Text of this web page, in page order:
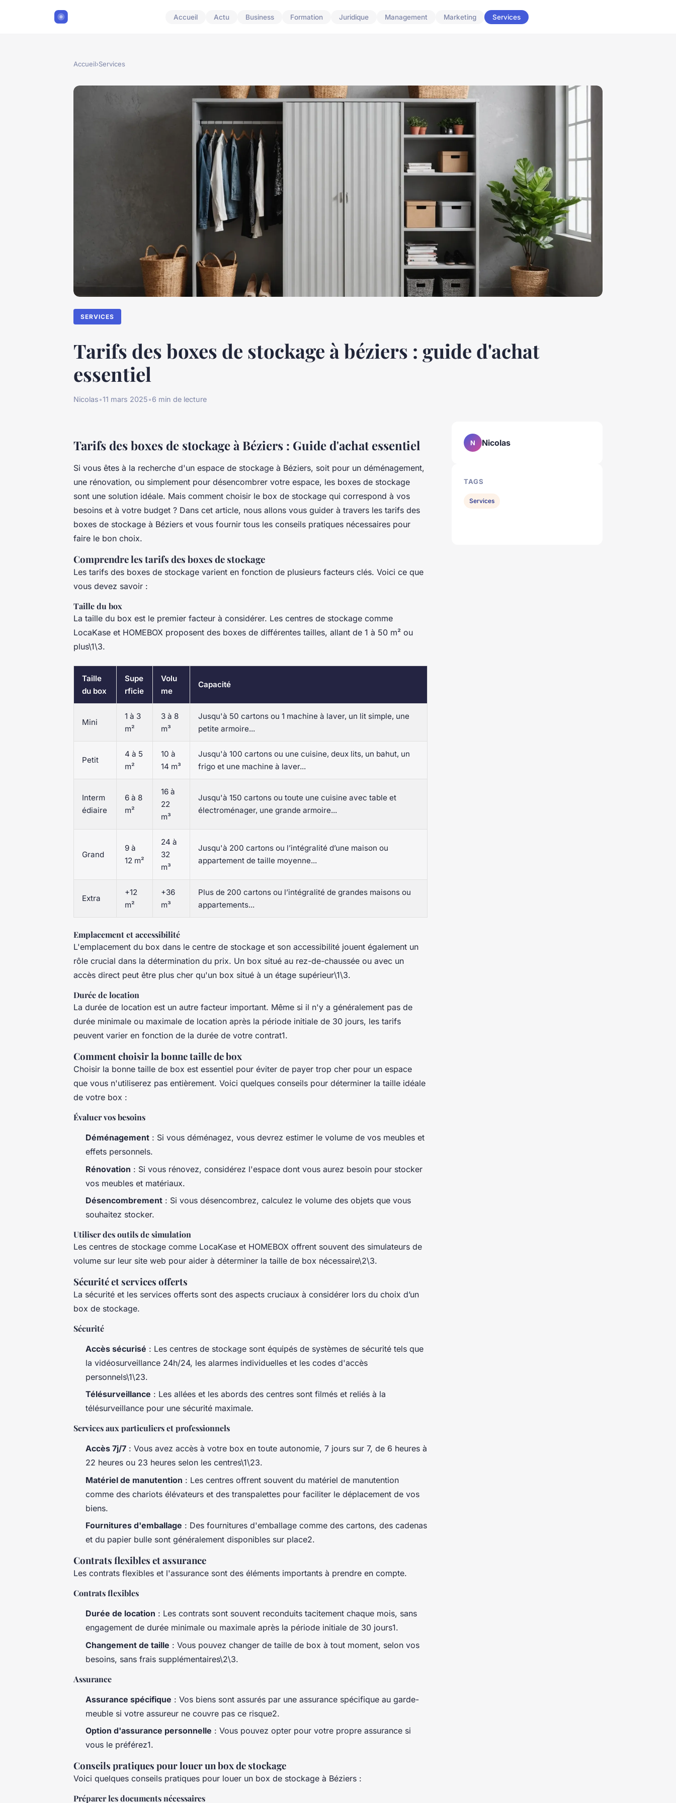
Accueil Actu Business Formation Juridique Management Marketing Services
Accueil›Services
SERVICES
Tarifs des boxes de stockage à béziers : guide d'achat
essentiel
Nicolas•11 mars 2025•6 min de lecture
Tarifs des boxes de stockage à Béziers : Guide d'achat essentiel
Si vous êtes à la recherche d'un espace de stockage à Béziers, soit pour un déménagement,
une rénovation, ou simplement pour désencombrer votre espace, les boxes de stockage
sont une solution idéale. Mais comment choisir le box de stockage qui correspond à vos
besoins et à votre budget ? Dans cet article, nous allons vous guider à travers les tarifs des
boxes de stockage à Béziers et vous fournir tous les conseils pratiques nécessaires pour
faire le bon choix.
Comprendre les tarifs des boxes de stockage
Les tarifs des boxes de stockage varient en fonction de plusieurs facteurs clés. Voici ce que
vous devez savoir :
Taille du box
La taille du box est le premier facteur à considérer. Les centres de stockage comme
LocaKase et HOMEBOX proposent des boxes de différentes tailles, allant de 1 à 50 m² ou
plus\1\3.
Taille
du box
Supe
rficie
Volu
me
Capacité
Mini
1 à 3
m²
3 à 8
m³
Jusqu'à 50 cartons ou 1 machine à laver, un lit simple, une
petite armoire...
Petit
4 à 5
m²
10 à
14 m³
Jusqu'à 100 cartons ou une cuisine, deux lits, un bahut, un
frigo et une machine à laver...
Interm
édiaire
6 à 8
m²
16 à
22
m³
Jusqu'à 150 cartons ou toute une cuisine avec table et
électroménager, une grande armoire...
Grand
9 à
12 m²
24 à
32
m³
Jusqu'à 200 cartons ou l’intégralité d’une maison ou
appartement de taille moyenne...
Extra
+12
m²
+36
m³
Plus de 200 cartons ou l’intégralité de grandes maisons ou
appartements...
Emplacement et accessibilité
L'emplacement du box dans le centre de stockage et son accessibilité jouent également un
rôle crucial dans la détermination du prix. Un box situé au rez-de-chaussée ou avec un
accès direct peut être plus cher qu'un box situé à un étage supérieur\1\3.
Durée de location
La durée de location est un autre facteur important. Même si il n'y a généralement pas de
durée minimale ou maximale de location après la période initiale de 30 jours, les tarifs
peuvent varier en fonction de la durée de votre contrat1.
Comment choisir la bonne taille de box
Choisir la bonne taille de box est essentiel pour éviter de payer trop cher pour un espace
que vous n'utiliserez pas entièrement. Voici quelques conseils pour déterminer la taille idéale
de votre box :
Évaluer vos besoins
Déménagement : Si vous déménagez, vous devrez estimer le volume de vos meubles et
effets personnels.
Rénovation : Si vous rénovez, considérez l'espace dont vous aurez besoin pour stocker
vos meubles et matériaux.
Désencombrement : Si vous désencombrez, calculez le volume des objets que vous
souhaitez stocker.
Utiliser des outils de simulation
Les centres de stockage comme LocaKase et HOMEBOX offrent souvent des simulateurs de
volume sur leur site web pour aider à déterminer la taille de box nécessaire\2\3.
Sécurité et services offerts
La sécurité et les services offerts sont des aspects cruciaux à considérer lors du choix d’un
box de stockage.
Sécurité
Accès sécurisé : Les centres de stockage sont équipés de systèmes de sécurité tels que
la vidéosurveillance 24h/24, les alarmes individuelles et les codes d'accès
personnels\1\23.
Télésurveillance : Les allées et les abords des centres sont filmés et reliés à la
télésurveillance pour une sécurité maximale.
Services aux particuliers et professionnels
Accès 7j/7 : Vous avez accès à votre box en toute autonomie, 7 jours sur 7, de 6 heures à
22 heures ou 23 heures selon les centres\1\23.
Matériel de manutention : Les centres offrent souvent du matériel de manutention
comme des chariots élévateurs et des transpalettes pour faciliter le déplacement de vos
biens.
Fournitures d'emballage : Des fournitures d'emballage comme des cartons, des cadenas
et du papier bulle sont généralement disponibles sur place2.
Contrats flexibles et assurance
Les contrats flexibles et l'assurance sont des éléments importants à prendre en compte.
Contrats flexibles
Durée de location : Les contrats sont souvent reconduits tacitement chaque mois, sans
engagement de durée minimale ou maximale après la période initiale de 30 jours1.
Changement de taille : Vous pouvez changer de taille de box à tout moment, selon vos
besoins, sans frais supplémentaires\2\3.
Assurance
Assurance spécifique : Vos biens sont assurés par une assurance spécifique au garde-
meuble si votre assureur ne couvre pas ce risque2.
Option d'assurance personnelle : Vous pouvez opter pour votre propre assurance si
vous le préférez1.
Conseils pratiques pour louer un box de stockage
Voici quelques conseils pratiques pour louer un box de stockage à Béziers :
Préparer les documents nécessaires
N Nicolas
TAGS
Services